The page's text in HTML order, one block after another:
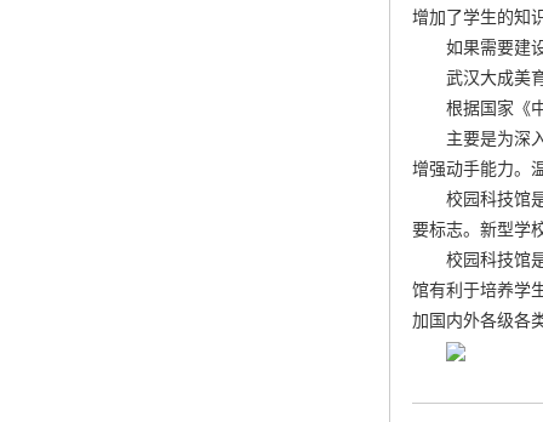
增加了学生的知
如果需要建
武汉大成美
根据国家《
主要是为深
增强动手能力。
校园科技馆
要标志。新型学
校园科技馆
馆有利于培养学
加国内外各级各